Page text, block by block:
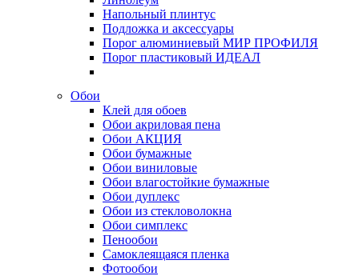
Напольный плинтус
Подложка и аксессуары
Порог алюминиевый МИР ПРОФИЛЯ
Порог пластиковый ИДЕАЛ
Обои
Клей для обоев
Обои акриловая пена
Обои АКЦИЯ
Обои бумажные
Обои виниловые
Обои влагостойкие бумажные
Обои дуплекс
Обои из стекловолокна
Обои симплекс
Пенообои
Самоклеящаяся пленка
Фотообои